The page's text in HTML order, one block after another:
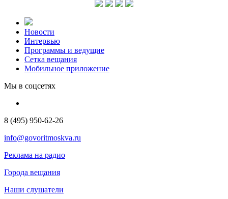
Новости
Интервью
Программы и ведущие
Сетка вещания
Мобильное приложение
Мы в соцсетях
8 (495) 950-62-26
info@govoritmoskva.ru
Реклама на радио
Города вещания
Наши слушатели